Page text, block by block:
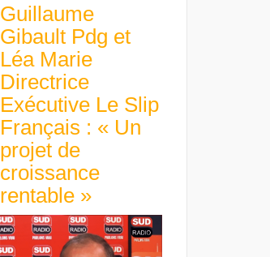
Guillaume
Gibault Pdg et
Léa Marie
Directrice
Exécutive Le Slip
Français : « Un
projet de
croissance
rentable »